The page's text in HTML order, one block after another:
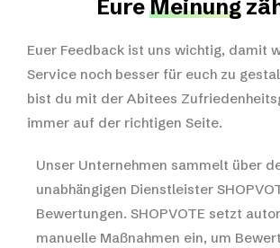
EureMeinung
Euer Feedback ist uns wichtig, damit
Service noch besser für euch zu
bist du mit der Abitees
immer auf der richtigen Seite.
Unser Unternehmen sammelt über
unabhängigen Dienstleister
Bewertungen. SHOPVOTE setzt
manuelle Maßnahmen ein, um